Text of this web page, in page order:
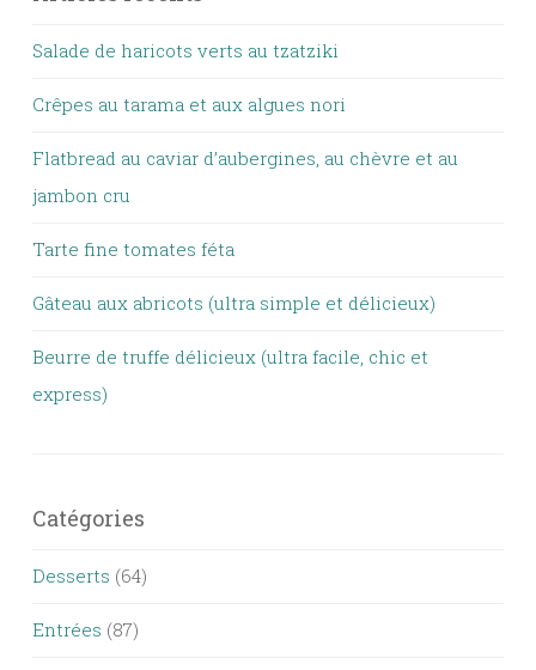
Salade de haricots verts au tzatziki
Crêpes au tarama et aux algues nori
Flatbread au caviar d’aubergines, au chèvre et au
jambon cru
Tarte fine tomates féta
Gâteau aux abricots (ultra simple et délicieux)
Beurre de truffe délicieux (ultra facile, chic et
express)
Catégories
Desserts (64)
Entrées (87)